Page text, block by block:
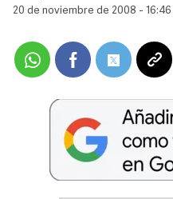
20 de noviembre de 2008 - 16:46